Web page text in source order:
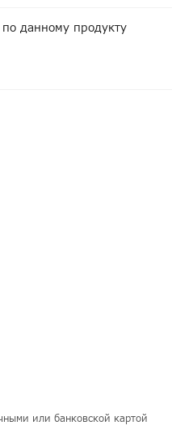
данному продукту
или банковской картой